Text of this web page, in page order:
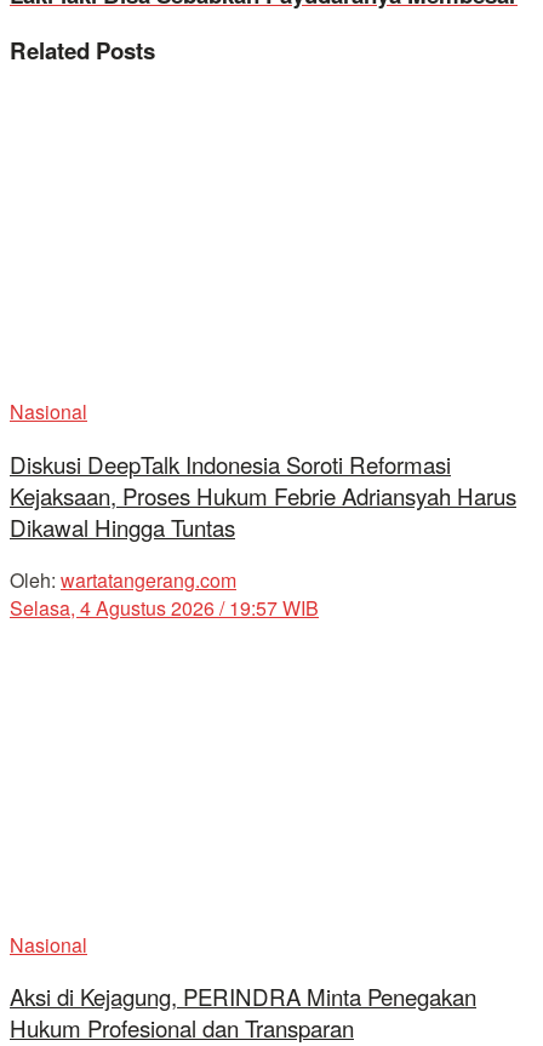
Related Posts
Nasional
Diskusi DeepTalk Indonesia Soroti Reformasi
Kejaksaan, Proses Hukum Febrie Adriansyah Harus
Dikawal Hingga Tuntas
Oleh: wartatangerang.com
Selasa, 4 Agustus 2026 / 19:57 WIB
Nasional
Aksi di Kejagung, PERINDRA Minta Penegakan
Hukum Profesional dan Transparan